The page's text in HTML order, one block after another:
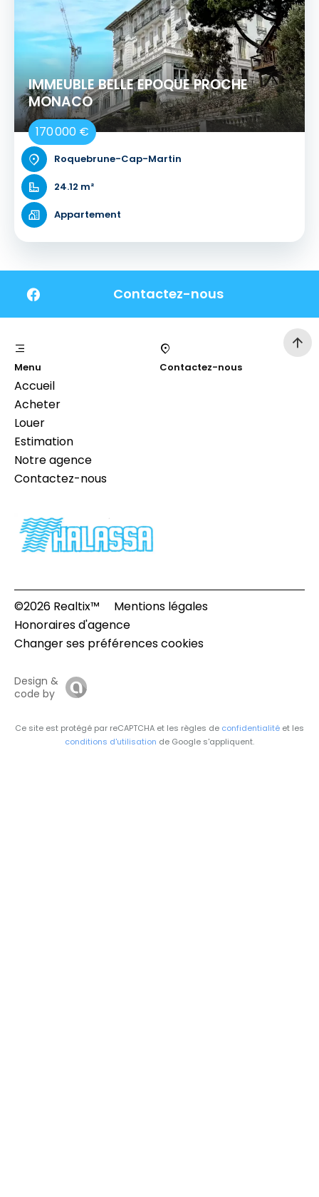
IMMEUBLE BELLE EPOQUE PROCHE
MONACO
170 000 €
Roquebrune-Cap-Martin
24.12 m²
Appartement
Contactez-nous
Menu
Accueil
Acheter
Louer
Estimation
Notre agence
Contactez-nous
Contactez-nous
©2026 Realtix™
Mentions légales
Honoraires d'agence
Changer ses préférences cookies
Design &
code by
Ce site est protégé par reCAPTCHA et les règles de confidentialité et les
conditions d'utilisation de Google s'appliquent.